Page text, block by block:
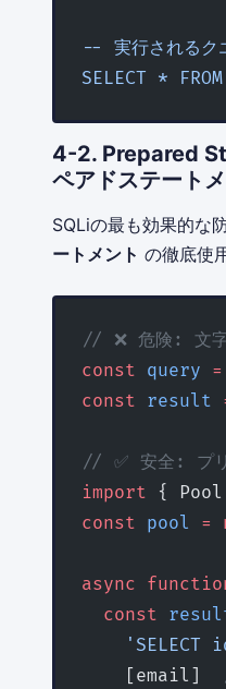
-- 実行されるク
SELECT *
4-2. Prepared
ペアドステートメ
SQLiの最も効果的な
ートメント の徹底使
// ❌ 危険: 文字
const query =
const result
// ✅ 安全: プリ
import {
const pool =
async
  const
'SELECT
    [email]